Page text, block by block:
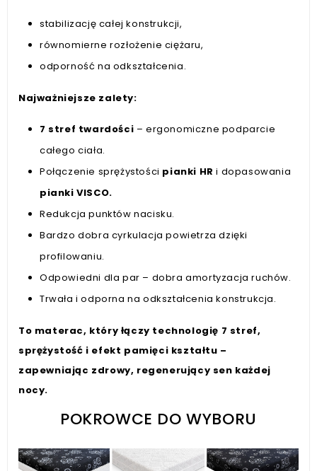
stabilizację całej konstrukcji,
równomierne rozłożenie ciężaru,
odporność na odkształcenia.
Najważniejsze zalety:
7 stref twardości – ergonomiczne podparcie
całego ciała.
Połączenie sprężystości pianki HR i dopasowania
pianki VISCO.
Redukcja punktów nacisku.
Bardzo dobra cyrkulacja powietrza dzięki
profilowaniu.
Odpowiedni dla par – dobra amortyzacja ruchów.
Trwała i odporna na odkształcenia konstrukcja.
To materac, który łączy technologię 7 stref,
sprężystość i efekt pamięci kształtu –
zapewniając zdrowy, regenerujący sen każdej
nocy.
POKROWCE DO WYBORU